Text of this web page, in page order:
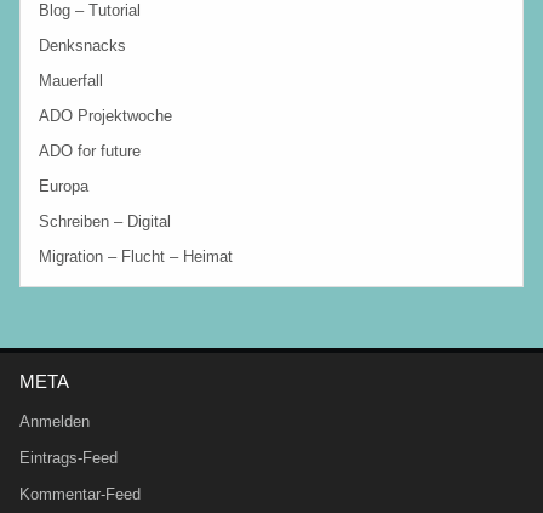
Blog – Tutorial
Denksnacks
Mauerfall
ADO Projektwoche
ADO for future
Europa
Schreiben – Digital
Migration – Flucht – Heimat
META
Anmelden
Eintrags-Feed
Kommentar-Feed